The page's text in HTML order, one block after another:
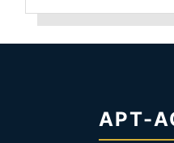
АРТ-